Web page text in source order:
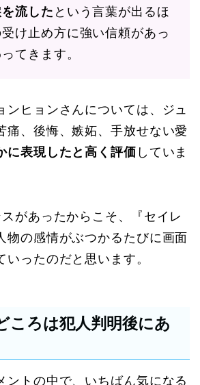
流した という言葉が出るほ
け止め方に強い信頼があっ
てきます。
ンヒョンさんについては、ジュ
痛、後悔、嫉妬、手放せない愛
に表現したと高く評価 していま
があったからこそ、『セイレ
物の感情がぶつかるたびに画面
いったのだと思います。
ころは犯人判明後にあ
ントの中で、いちばん気になる